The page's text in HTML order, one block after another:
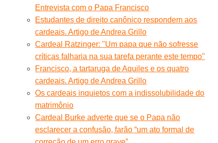
Entrevista com o Papa Francisco
Estudantes de direito canônico respondem aos
cardeais. Artigo de Andrea Grillo
Cardeal Ratzinger: "Um papa que não sofresse
críticas falharia na sua tarefa perante este tempo"
Francisco, a tartaruga de Aquiles e os quatro
cardeais. Artigo de Andrea Grillo
Os cardeais inquietos com a indissolubilidade do
matrimônio
Cardeal Burke adverte que se o Papa não
esclarecer a confusão, farão “um ato formal de